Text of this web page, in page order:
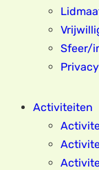
Sfeer/
Privacy
Activiteiten